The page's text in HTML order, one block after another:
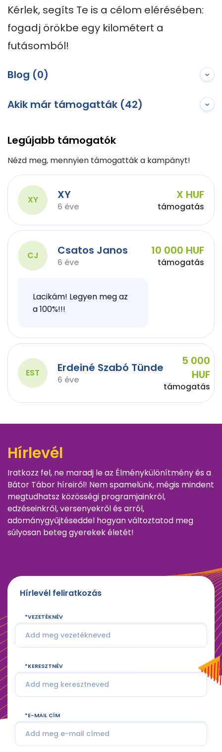
Kérlek, segíts Te is a célom elérésében:
fogadj örökbe egy kilométert a
futásomból!
Blog (0)
Akik már támogatták (42)
Legújabb támogatók
Nézd meg, mennyien támogatták a kampányt!
XY XY
6 éve
X HUF
támogatás
CJ Csatos Janos
6 éve
10 000 HUF
támogatás
Lacikám! Legyen meg az
a 100%!!!
EST Erdeiné Szabó Tünde
6 éve
5 000
HUF
támogatás
Hírlevél
Iratkozz fel, ne maradj le az Élménykülönítmény és a
Bátor Tábor híreiről! Nem spamelünk, mégis mindent
megtudhatsz közösségi programjainkról,
edzéseinkről, versenyekről és arról,
adománygyűjtéseddel hogyan változtatod meg
súlyosan beteg gyerekek életét!
Hírlevél feliratkozás
VEZETÉKNÉV
KERESZTNÉV
E-MAIL CÍM